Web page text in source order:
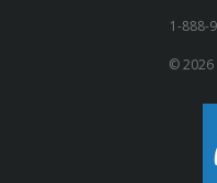
1-888-
© 2026